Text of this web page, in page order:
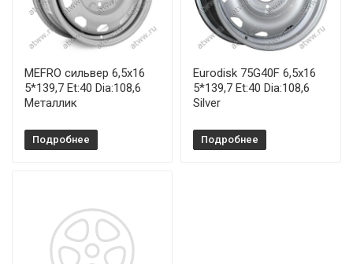
MEFRO сильвер 6,5x16
5*139,7 Et:40 Dia:108,6
Металлик
Подробнее
Eurodisk 75G40F 6,5x16
5*139,7 Et:40 Dia:108,6
Silver
Подробнее